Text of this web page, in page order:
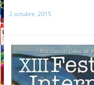
2 octubre, 2015